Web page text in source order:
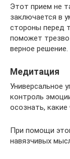
Этот прием не
заключается в
стороны перед
поможет
верное решение.
Медитация
Универсальное
контроль
осознать,
При помощи
навязчивых